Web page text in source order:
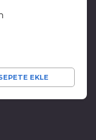
EKLE